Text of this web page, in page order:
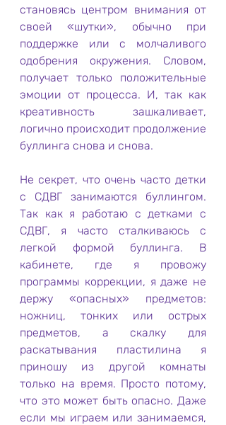
становясь центром внимания от
своей «шутки», обычно при
поддержке или с молчаливого
одобрения окружения. Словом,
получает только положительные
эмоции от процесса. И, так как
креативность зашкаливает,
логично происходит продолжение
буллинга снова и снова.
Не секрет, что очень часто детки
с СДВГ занимаются буллингом.
Так как я работаю с детками с
СДВГ, я часто сталкиваюсь с
легкой формой буллинга. В
кабинете, где я провожу
программы коррекции, я даже не
держу «опасных» предметов:
ножниц, тонких или острых
предметов, а скалку для
раскатывания пластилина я
приношу из другой комнаты
только на время. Просто потому,
что это может быть опасно. Даже
если мы играем или занимаемся,